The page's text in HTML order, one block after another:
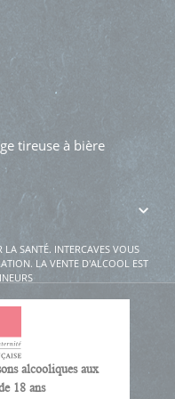
tireuse à bière
LA SANTÉ. INTERCAVES VOUS
LA VENTE D'ALCOOL EST
alcooliques aux
18 ans